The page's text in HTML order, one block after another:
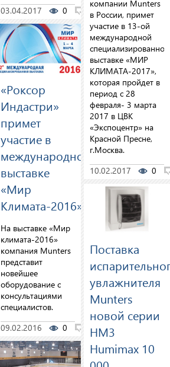
0
03.04.2017
0 0
«Роксор
Индастри»
примет
участие в
международной
выставке
«Мир
Климата-2016»
На выставке «Мир
климата-2016»
компания Munters
представит
новейшее
оборудование с
консультациями
специалистов.
09.02.2016
0 0
компании Munters
в России, примет
участие в 13-ой
международной
специализированной
выставке «МИР
КЛИМАТА-2017»,
которая пройдет в
период с 28
февраля- 3 марта
2017 в ЦВК
«Экспоцентр» на
Красной Пресне,
г.Москва.
10.02.2017
0
Поставка
увлажнителя
Munters
новой cерии
HM3
Humimax 10